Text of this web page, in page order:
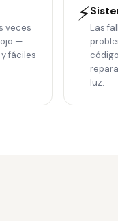
veces
—
fáciles
⚡
Las
luz.